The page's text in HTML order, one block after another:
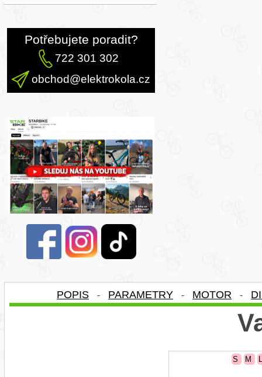
Potřebujete poradit?
722 301 302
obchod@elektrokola.cz
POPIS - PARAMETRY - MOTOR -
S M